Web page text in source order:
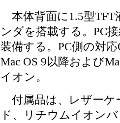
本体背面に1.5型TFT
ンダを搭載する。PC
装備する。PC側の対応
Mac OS 9以降および
イオン 。
付属品は、レザーケ
ド、リチウムイオン